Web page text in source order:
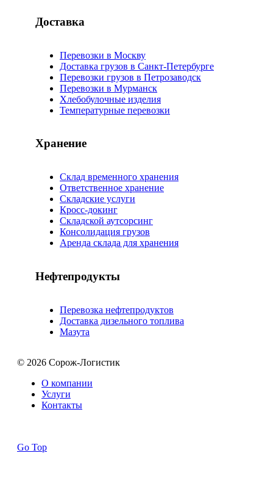
Доставка
Перевозки в Москву
Доставка грузов в Санкт-Петербурге
Перевозки грузов в Петрозаводск
Перевозки в Мурманск
Хлебобулочные изделия
Температурные перевозки
Хранение
Склад временного хранения
Ответственное хранение
Складские услуги
Кросс-докинг
Складской аутсорсинг
Консолидация грузов
Аренда склада для хранения
Нефтепродукты
Перевозка нефтепродуктов
Доставка дизельного топлива
Мазута
© 2026 Сорож-Логистик
О компании
Услуги
Контакты
Go Top